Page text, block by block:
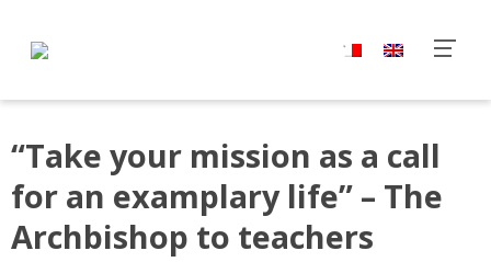
“Take your mission as a call
for an examplary life” – The
Archbishop to teachers